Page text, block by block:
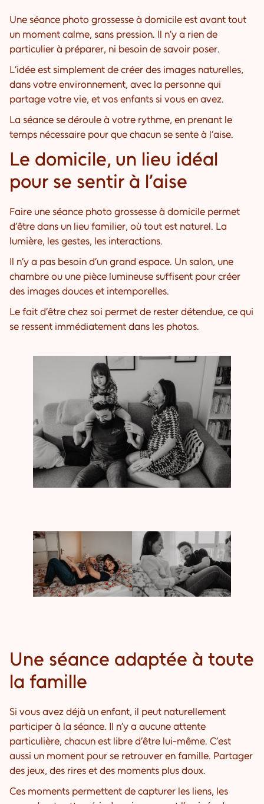
Une séance photo grossesse à domicile est avant tout
un moment calme, sans pression. Il n’y a rien de
particulier à préparer, ni besoin de savoir poser.
L’idée est simplement de créer des images naturelles,
dans votre environnement, avec la personne qui
partage votre vie, et vos enfants si vous en avez.
La séance se déroule à votre rythme, en prenant le
temps nécessaire pour que chacun se sente à l’aise.
Le domicile, un lieu idéal
pour se sentir à l’aise
Faire une séance photo grossesse à domicile permet
d’être dans un lieu familier, où tout est naturel. La
lumière, les gestes, les interactions.
Il n’y a pas besoin d’un grand espace. Un salon, une
chambre ou une pièce lumineuse suffisent pour créer
des images douces et intemporelles.
Le fait d’être chez soi permet de rester détendue, ce qui
se ressent immédiatement dans les photos.
Une séance adaptée à toute
la famille
Si vous avez déjà un enfant, il peut naturellement
participer à la séance. Il n’y a aucune attente
particulière, chacun est libre d’être lui-même. C’est
aussi un moment pour se retrouver en famille. Partager
des jeux, des rires et des moments plus doux.
Ces moments permettent de capturer les liens, les